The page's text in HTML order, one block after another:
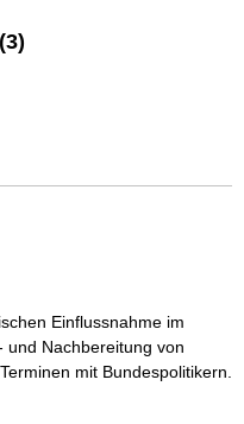
Einflussnahme im
und Nachbereitung von
mit Bundespolitikern.